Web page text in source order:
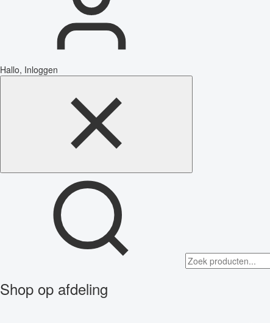
Hallo, Inloggen
Shop op afdeling